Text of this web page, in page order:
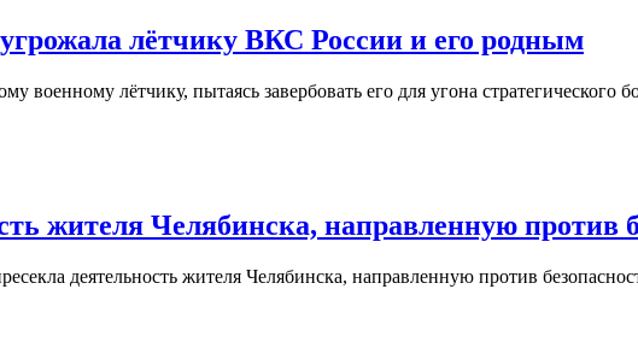
лётчику ВКС России и его родным
военному лётчику, пытаясь завербовать его для угона
жителя Челябинска, направленную против
деятельность жителя Челябинска, направленную против